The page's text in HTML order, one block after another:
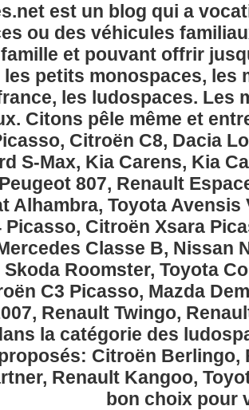
est un blog qui a
ou des véhicules
et pouvant offrir
petits monospaces, les
les ludospaces. Les
Citons pêle même et
Citroën C8, Dacia
S-Max, Kia Carens, Kia
807, Renault
Alhambra, Toyota
Picasso, Citroën Xsara
Classe B, Nissan
Skoda Roomster, Toyota
C3 Picasso, Mazda
Renault Twingo,
la catégorie des
Citroën Berlingo,
Renault Kangoo,
bon choix pour